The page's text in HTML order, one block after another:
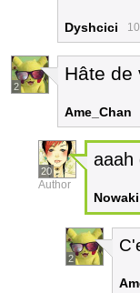
Dyshcici
2
Hâte de
Ame_Chan
20
Author
aaah
Nowaki
2